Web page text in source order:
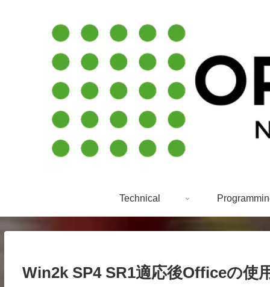
Technical
Win2k SP4 SR1適応後Officeの使